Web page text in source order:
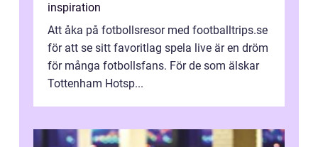
inspiration
Att åka på fotbollsresor med footballtrips.se
för att se sitt favoritlag spela live är en dröm
för många fotbollsfans. För de som älskar
Tottenham Hotsp...